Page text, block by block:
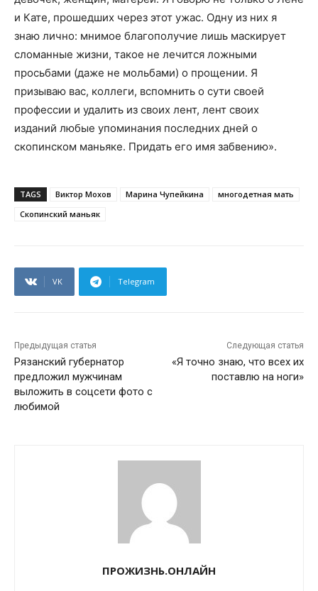
и Кате, прошедших через этот ужас. Одну из них я
знаю лично: мнимое благополучие лишь маскирует
сломанные жизни, такое не лечится ложными
просьбами (даже не мольбами) о прощении. Я
призываю вас, коллеги, вспомнить о сути своей
профессии и удалить из своих лент, лент своих
изданий любые упоминания последних дней о
скопинском маньяке. Придать его имя забвению».
TAGS Виктор Мохов Марина Чупейкина
многодетная мать
Скопинский маньяк
VK Telegram
Предыдущая статья
Рязанский губернатор
предложил мужчинам
выложить в соцсети фото с
любимой
Следующая статья
«Я точно знаю, что всех их
поставлю на ноги»
ПРОЖИЗНЬ.ОНЛАЙН